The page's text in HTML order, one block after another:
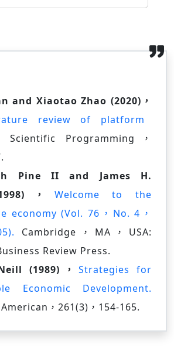
and Xiaotao Zhao (2020)，
review of platform
Scientific Programming，
Pine II and James H.
， Welcome to the
economy (Vol. 76，No. 4，
Cambridge，MA，USA:
Review Press.
(1989)， Strategies for
Economic Development.
，261(3)，154-165.